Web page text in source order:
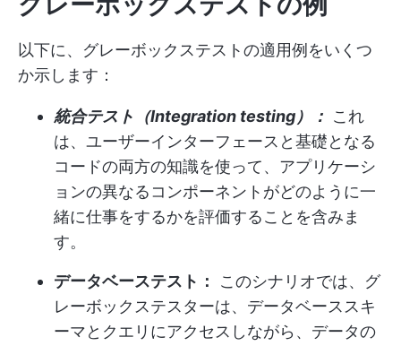
以下に、グレーボックステストの適用例をいくつ
か示します：
統合テスト（Integration testing）： これ
は、ユーザーインターフェースと基礎となる
コードの両方の知識を使って、アプリケーシ
ョンの異なるコンポーネントがどのように一
緒に仕事をするかを評価することを含みま
す。
データベーステスト：
このシナリオでは、グ
レーボックステスターは、データベーススキ
ーマとクエリにアクセスしながら、データの